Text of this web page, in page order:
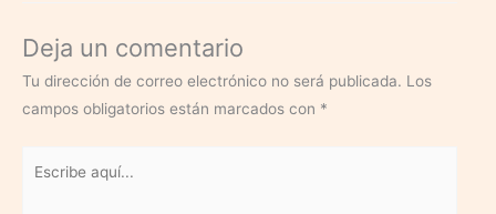
Deja un comentario
Tu dirección de correo electrónico no será publicada. Los
campos obligatorios están marcados con *